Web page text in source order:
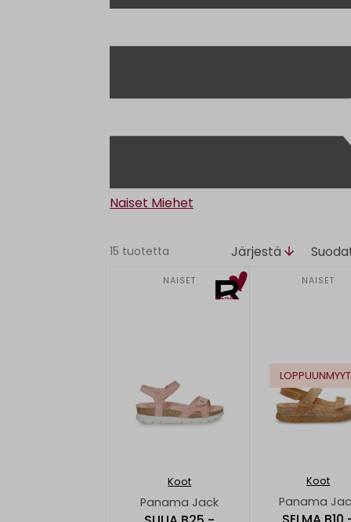
Naiset Miehet
15 tuotetta Järjestä
NAISET
Koot
Panama Jack
NAISET
Koot
Panama